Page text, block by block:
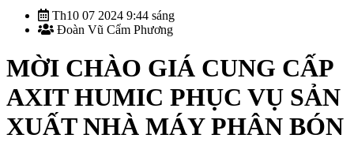
Th10 07 2024 9:44 sáng
Đoàn Vũ Cẩm Phương
MỜI CHÀO GIÁ CUNG CẤP
AXIT HUMIC PHỤC VỤ SẢN
XUẤT NHÀ MÁY PHÂN BÓN